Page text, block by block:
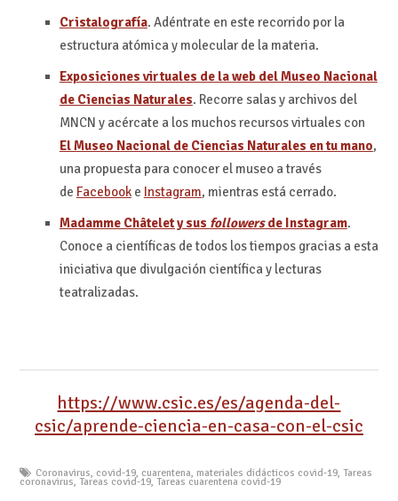
Cristalografía. Adéntrate en este recorrido por la
estructura atómica y molecular de la materia.
Exposiciones virtuales de la web del Museo Nacional
de Ciencias Naturales. Recorre salas y archivos del
MNCN y acércate a los muchos recursos virtuales con
El Museo Nacional de Ciencias Naturales en tu mano,
una propuesta para conocer el museo a través
de Facebooke Instagram, mientras está cerrado.
Madamme Châtelet y sus followersde Instagram.
Conoce a científicas de todos los tiempos gracias a esta
iniciativa que divulgación científica y lecturas
teatralizadas.
https://www.csic.es/es/agenda-del-
csic/aprende-ciencia-en-casa-con-el-csic
Coronavirus, covid-19, cuarentena, materiales didácticos covid-19, Tareas
coronavirus, Tareas covid-19, Tareas cuarentena covid-19